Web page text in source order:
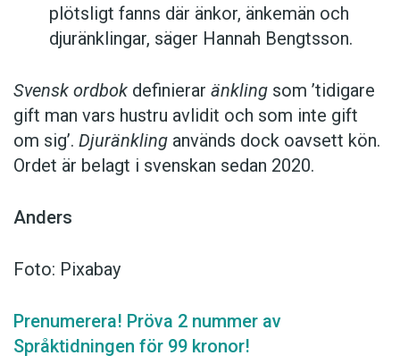
plötsligt fanns där änkor, änkemän och
djuränklingar, säger Hannah Bengtsson.
Svensk ordbok definierar änkling som ’tidigare
gift man vars hustru av­lidit och som inte gift
om sig’. Djuränkling används dock oavsett kön.
Ordet är belagt i svenskan sedan 2020.
Anders
Foto: Pixabay
Prenumerera! Pröva 2 nummer av
Språktidningen för 99 kronor!